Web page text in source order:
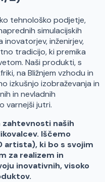
tehnološko podjetje,
simulacijskih
inženirjev,
tradicijo, ki premika
Naši produkti, s
na Bližnjem vzhodu in
izkušnjo izobraževanja in
in nevladnih
varnejši jutri.
zahtevnosti naših
Iščemo
artista), ki bo s svojim
za realizem in
inovativnih, visoko